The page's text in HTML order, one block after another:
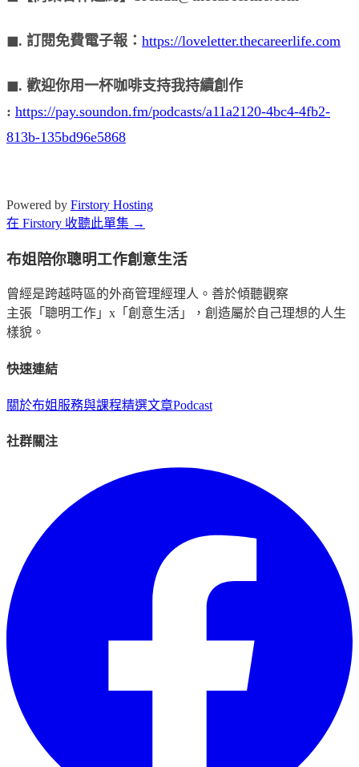
◼︎. 訂閱免費電子報： https://loveletter.thecareerlife.com
◼︎. 歡迎你用一杯咖啡支持我持續創作
: https://pay.soundon.fm/podcasts/a11a2120-4bc4-4fb2-
813b-135bd96e5868
Powered by Firstory Hosting
在 Firstory 收聽此單集 →
布姐陪你聰明工作創意生活
曾經是跨越時區的外商管理經理人。善於傾聽觀察
主張「聰明工作」x「創意生活」，創造屬於自己理想的人生
樣貌。
快速連結
關於布姐 服務與課程精選文章Podcast
社群關注